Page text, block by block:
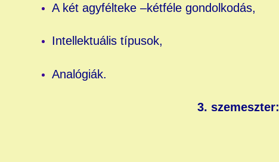
A két agyfélteke –kétféle gondolkodás,
Intellektuális típusok,
Analógiák.
3. szemeszter: